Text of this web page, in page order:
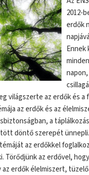
2012-
erdők
Ennek
napon,
világszerte az erdők és
az erdők és az
a
döntő szerepét
az erdőkkel
Törődjünk az erdővel,
erdők élelmiszert,